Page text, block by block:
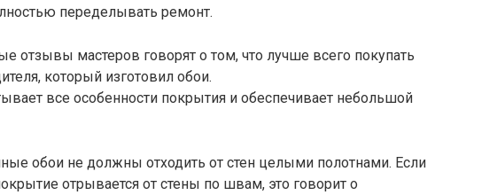
переделывать ремонт.
отзывы мастеров говорят о том, что лучше всего покупать
который изготовил обои.
все особенности покрытия и обеспечивает небольшой
обои не должны отходить от стен целыми полотнами. Если
отрывается от стены по швам, это говорит о